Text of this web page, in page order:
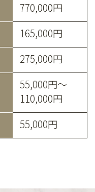
770,000円
165,000円
275,000円
55,000円～
110,000円
55,000円